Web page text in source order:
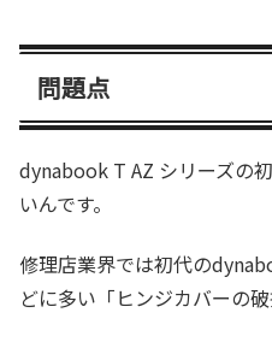
問題点
dynabook T AZ シリーズの
いんです。
修理店業界では初代の
どに多い「ヒンジカバーの